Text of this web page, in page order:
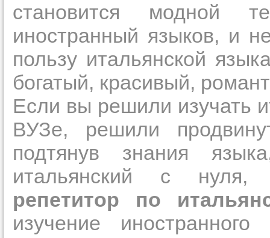
советам,
репетитора
Совет 2.
заявку на
то в поле
укажите как
чтобы мы
самого
репетитора.
Орехово-Зуево
Подольск
Пушкино
Реутов
Сергиев Посад
Серпухов
Солнечногорск
Ступино
Томилино
Троицк
Фрязино
Черноголовка
Чехов
Щелково
Щербинка
Электросталь
Электроугли
Юбилейный
становится модной
иностранный языков, и
пользу итальянской
богатый, красивый,
Если вы решили изучать
ВУЗе, решили
подтянув знания
итальянский с
репетитор по
изучение